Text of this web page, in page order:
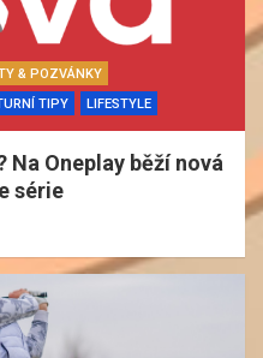
& POZVÁNKY
TIPY LIFESTYLE
Na Oneplay běží nová
série